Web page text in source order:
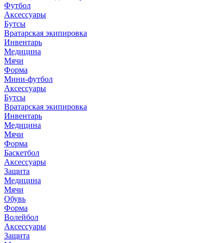
Футбол
Аксессуары
Бутсы
Вратарская экипировка
Инвентарь
Медицина
Мячи
Форма
Мини-футбол
Аксессуары
Бутсы
Вратарская экипировка
Инвентарь
Медицина
Мячи
Форма
Баскетбол
Аксессуары
Защита
Медицина
Мячи
Обувь
Форма
Волейбол
Аксессуары
Защита